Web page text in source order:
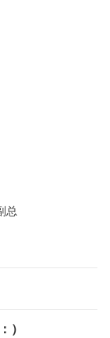
总
）